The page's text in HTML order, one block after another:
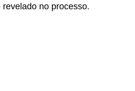
no processo.